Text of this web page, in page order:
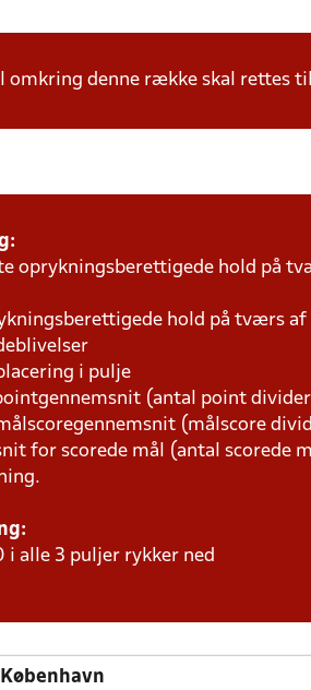
omkring denne række skal rettes
oprykningsberettigede hold på
hold på tværs
i pulje
(antal point
(målscore
for scorede mål (antal scorede
i alle 3 puljer rykker ned